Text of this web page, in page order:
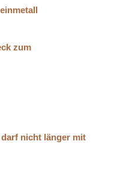
zum
nicht länger mit